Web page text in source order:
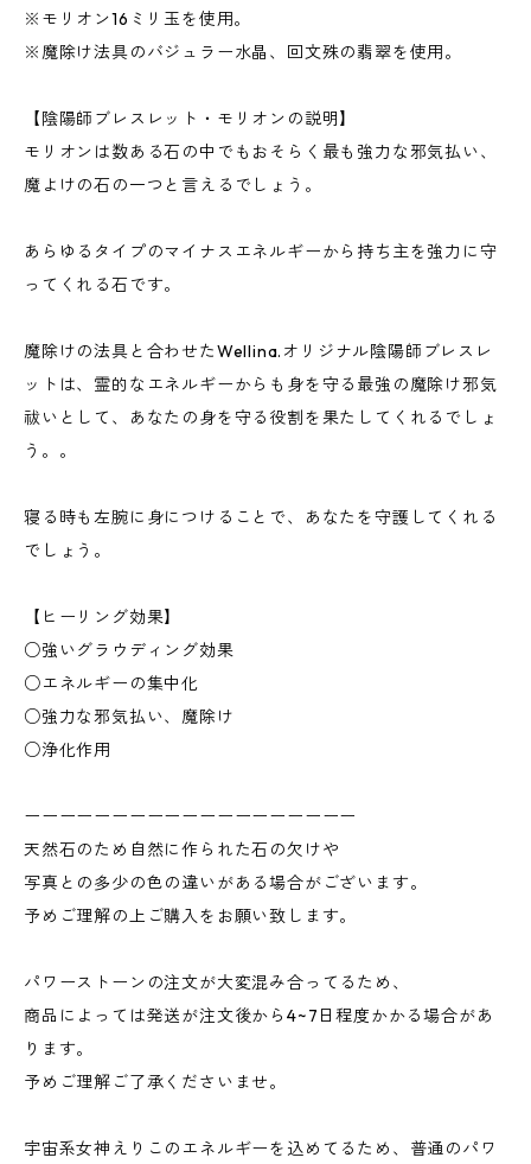
※モリオン16ミリ玉を使用。
※魔除け法具のバジュラー水晶、回文殊の翡翠を使用。
【陰陽師ブレスレット・モリオンの説明】
モリオンは数ある石の中でもおそらく最も強力な邪気払い、
魔よけの石の一つと言えるでしょう。
あらゆるタイプのマイナスエネルギーから持ち主を強力に守
ってくれる石です。
魔除けの法具と合わせたWellina.オリジナル陰陽師ブレスレ
ットは、霊的なエネルギーからも身を守る最強の魔除け邪気
祓いとして、あなたの身を守る役割を果たしてくれるでしょ
う。。
寝る時も左腕に身につけることで、あなたを守護してくれる
でしょう。
【ヒーリング効果】
○強いグラウディング効果
○エネルギーの集中化
○強力な邪気払い、魔除け
○浄化作用
ーーーーーーーーーーーーーーーーーーー
天然石のため自然に作られた石の欠けや
写真との多少の色の違いがある場合がございます。
予めご理解の上ご購入をお願い致します。
パワーストーンの注文が大変混み合ってるため、
商品によっては発送が注文後から4~7日程度かかる場合があ
ります。
予めご理解ご了承くださいませ。
宇宙系女神えりこのエネルギーを込めてるため、普通のパワ